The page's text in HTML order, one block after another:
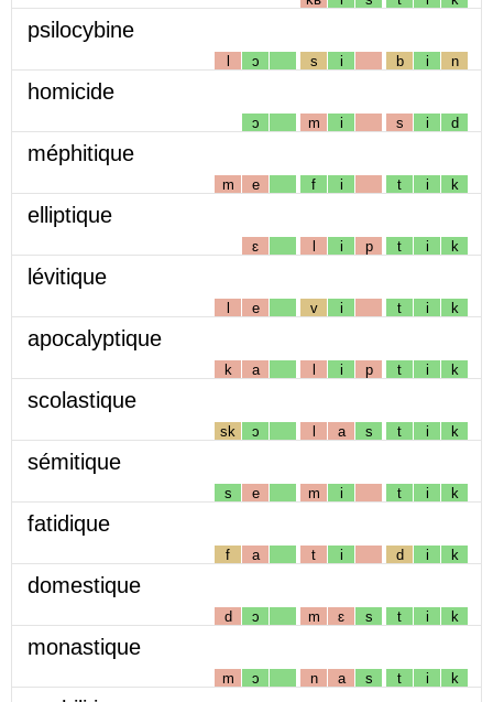
psilocybine
l ɔ s i b i n
homicide
ɔ m i s i d
méphitique
m e f i t i k
elliptique
ɛ l i p t i k
lévitique
l e v i t i k
apocalyptique
k a l i p t i k
scolastique
sk ɔ l a s t i k
sémitique
s e m i t i k
fatidique
f a t i d i k
domestique
d ɔ m ɛ s t i k
monastique
m ɔ n a s t i k